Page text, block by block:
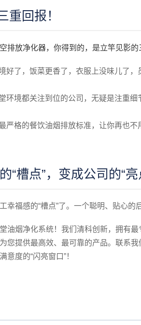
重回报！
排放净化器，你得到的，是立竿见影的
好了，饭菜更香了，衣服上没味儿了
环境都关注到位的公司，无疑是注重
严格的餐饮油烟排放标准，让你再也
“槽点”，变成公司的“亮
幸福感的“槽点”了。一个聪明、贴心的
油烟净化系统！我们清科创新，拥有
您提供最高效、最可靠的产品。联系
度的“闪亮窗口”！